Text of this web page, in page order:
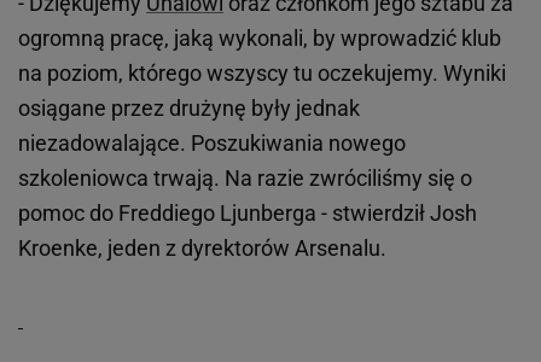
ogromną pracę, jaką wykonali, by wprowadzić klub
na poziom, którego wszyscy tu oczekujemy. Wyniki
osiągane przez drużynę były jednak
niezadowalające. Poszukiwania nowego
szkoleniowca trwają. Na razie zwróciliśmy się o
pomoc do Freddiego Ljunberga - stwierdził Josh
Kroenke, jeden z dyrektorów Arsenalu.